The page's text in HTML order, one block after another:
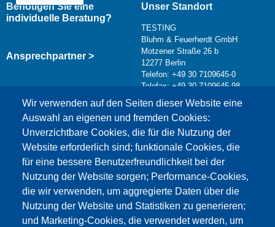
Wir verwenden auf den Seiten dieser Website eine
Auswahl an eigenen und fremden Cookies:
Unverzichtbare Cookies, die für die Nutzung der
Website erforderlich sind; funktionale Cookies, die
für eine bessere Benutzerfreundlichkeit bei der
Nutzung der Website sorgen; Performance-Cookies,
die wir verwenden, um aggregierte Daten über die
Nutzung der Website und Statistiken zu generieren;
und Marketing-Cookies, die verwendet werden, um
Benötigen Sie eine
individuelle Beratung?
Ansprechpartner >
Unser Standort
TESTING
Bluhm & Feuerherdt GmbH
Motzener Straße 26 b
12277 Berlin
Telefon: +49 30 7109645-0
Telefax: +49 30 7109645-98
info@testing.de
Dieser Inhalt ist blockiert, da die Google Maps
Cookies nicht akzeptiert wurden.